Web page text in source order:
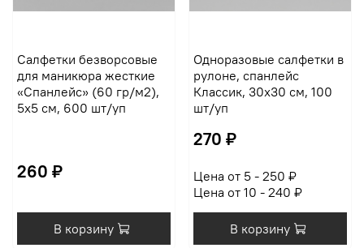
Салфетки безворсовые
для маникюра жесткие
«Спанлейс» (60 гр/м2),
5х5 см, 600 шт/уп
260 ₽
В корзину
Одноразовые салфетки в
рулоне, спанлейс
Классик, 30х30 см, 100
шт/уп
270 ₽
Цена от 5 - 250 ₽
Цена от 10 - 240 ₽
В корзину